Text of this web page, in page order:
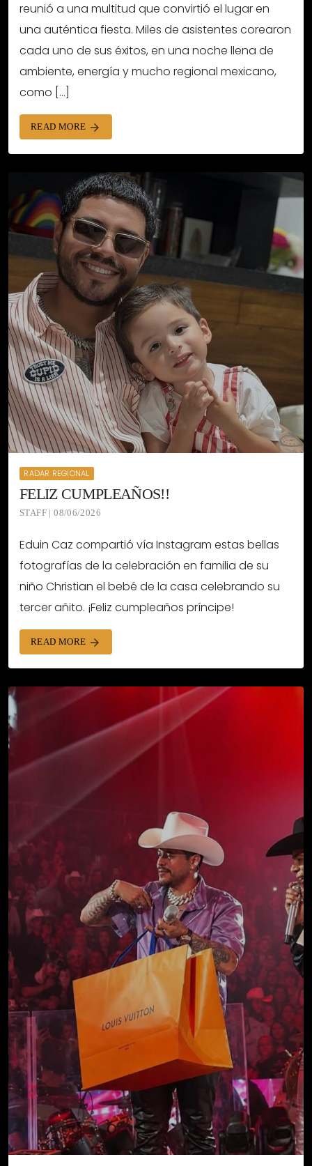
reunió a una multitud que convirtió el lugar en
una auténtica fiesta. Miles de asistentes corearon
cada uno de sus éxitos, en una noche llena de
ambiente, energía y mucho regional mexicano,
como […]
READ MORE arrow_forward
RADAR REGIONAL
FELIZ CUMPLEAÑOS!!
STAFF | 08/06/2026
Eduin Caz compartió vía Instagram estas bellas
fotografías de la celebración en familia de su
niño Christian el bebé de la casa celebrando su
tercer añito. ¡Feliz cumpleaños príncipe!
READ MORE arrow_forward